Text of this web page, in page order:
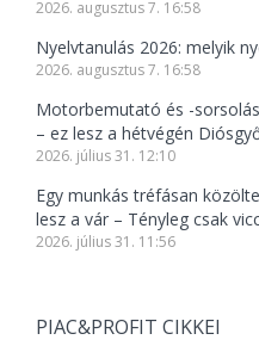
2026. augusztus 7. 16:58
Nyelvtanulás 2026: melyik
2026. augusztus 7. 16:58
Motorbemutató és -
– ez lesz a hétvégén
2026. július 31. 12:10
Egy munkás tréfásan
lesz a vár – Tényleg csak
2026. július 31. 11:56
PIAC&PROFIT CIKKEI